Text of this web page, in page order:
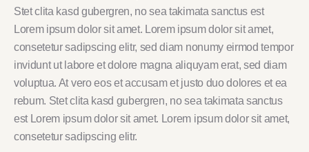
Stet clita kasd gubergren, no sea takimata sanctus est
Lorem ipsum dolor sit amet. Lorem ipsum dolor sit amet,
consetetur sadipscing elitr, sed diam nonumy eirmod tempor
invidunt ut labore et dolore magna aliquyam erat, sed diam
voluptua. At vero eos et accusam et justo duo dolores et ea
rebum. Stet clita kasd gubergren, no sea takimata sanctus
est Lorem ipsum dolor sit amet. Lorem ipsum dolor sit amet,
consetetur sadipscing elitr.